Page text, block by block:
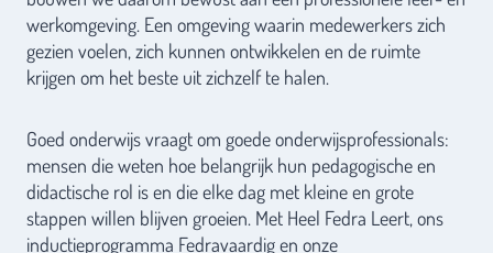
werkomgeving. Een omgeving waarin medewerkers zich
gezien voelen, zich kunnen ontwikkelen en de ruimte
krijgen om het beste uit zichzelf te halen.
Goed onderwijs vraagt om goede onderwijsprofessionals:
mensen die weten hoe belangrijk hun pedagogische en
didactische rol is en die elke dag met kleine en grote
stappen willen blijven groeien. Met Heel Fedra Leert, ons
inductieprogramma Fedravaardig en onze